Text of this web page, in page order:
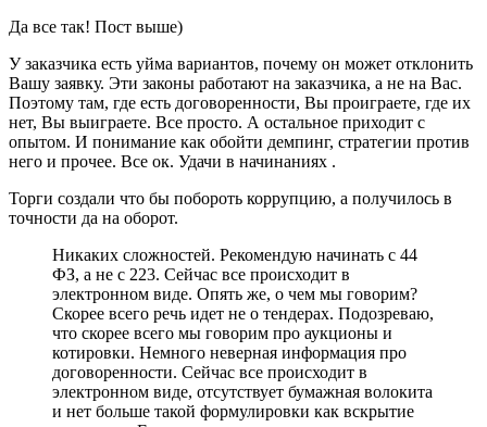
Да все так! Пост выше)
У заказчика есть уйма вариантов, почему он может отклонить
Вашу заявку. Эти законы работают на заказчика, а не на Вас.
Поэтому там, где есть договоренности, Вы проиграете, где их
нет, Вы выиграете. Все просто. А остальное приходит с
опытом. И понимание как обойти демпинг, стратегии против
него и прочее. Все ок. Удачи в начинаниях .
Торги создали что бы побороть коррупцию, а получилось в
точности да на оборот.
Никаких сложностей. Рекомендую начинать с 44
ФЗ, а не с 223. Сейчас все происходит в
электронном виде. Опять же, о чем мы говорим?
Скорее всего речь идет не о тендерах. Подозреваю,
что скорее всего мы говорим про аукционы и
котировки. Немного неверная информация про
договоренности. Сейчас все происходит в
электронном виде, отсутствует бумажная волокита
и нет больше такой формулировки как вскрытие